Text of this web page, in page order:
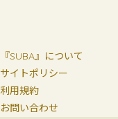
『SUBA』について
サイトポリシー
利用規約
お問い合わせ